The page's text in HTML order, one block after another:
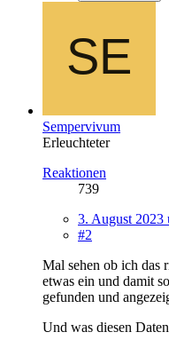
Sempervivum
Erleuchteter
Reaktionen
739
3. August 2023
#2
Mal sehen ob ich das
etwas ein und damit
gefunden und
Und was diesen